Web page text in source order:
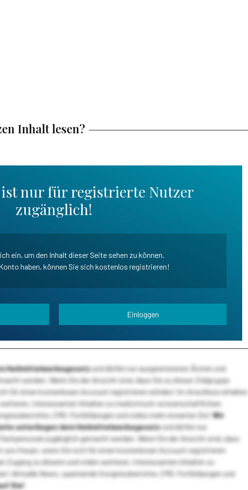
Inhalt lesen?
nur für registrierte Nutzer
zugänglich!
ein, um den Inhalt dieser Seite sehen zu können.
haben, können Sie sich kostenlos registrieren!
Einloggen
Heilmittelwerbegesetzund dürfen nur ausgewiesenen Ärzten und
werden. Wenn Sie der Ansicht sind, dass Sie zu dieser Zielgruppe
für einen kostenlosen Account registrieren würden! Im Anschluss erhalten
interessanten Inhalten zu medizinisch-wissenschaftlichen
CME-Fortbildungen und vieles mehr erwarten Sie!Wir
unterliegen dem Heilmittelwerbegesetzund dürfen nur
zugänglich gemacht werden. Wenn Sie der Ansicht sind, dass
uns freuen, wenn Sie sich für einen kostenlosen Account registrieren
Zugang zu diesem und vielen weiteren, interessanten Inhalten zu
Aktuelle News, spannende Kongressberichte, CME-Fortbildungen und
Sie!